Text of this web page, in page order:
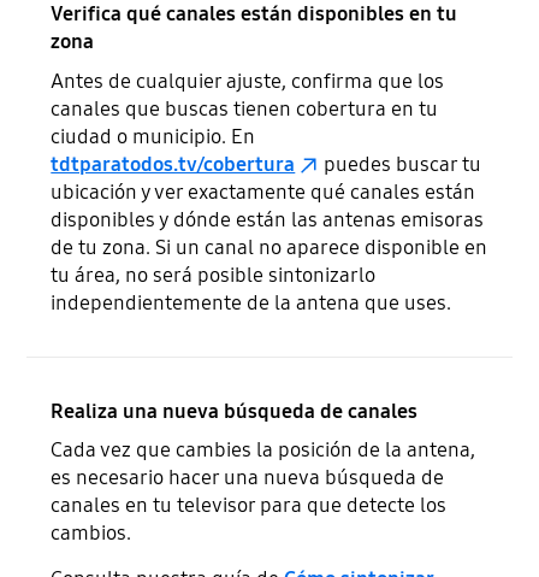
Verifica qué canales están disponibles en tu
zona
Antes de cualquier ajuste, confirma que los
canales que buscas tienen cobertura en tu
ciudad o municipio. En
tdtparatodos.tv/cobertura
puedes buscar tu
ubicación y ver exactamente qué canales están
disponibles y dónde están las antenas emisoras
de tu zona. Si un canal no aparece disponible en
tu área, no será posible sintonizarlo
independientemente de la antena que uses.
Realiza una nueva búsqueda de canales
Cada vez que cambies la posición de la antena,
es necesario hacer una nueva búsqueda de
canales en tu televisor para que detecte los
cambios.